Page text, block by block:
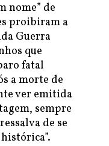
nome” de
proibiram a
Guerra
que
fatal
a morte de
ver emitida
sempre
de se